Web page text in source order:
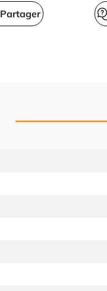
Partager